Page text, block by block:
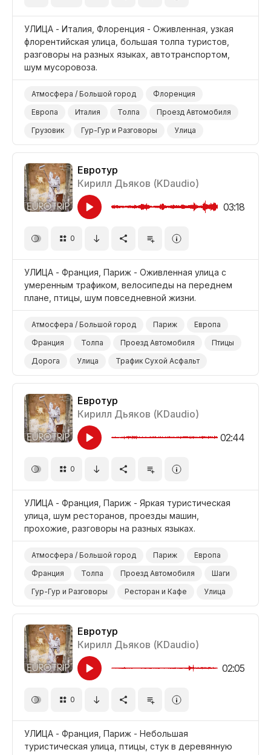
УЛИЦА - Италия, Флоренция - Оживленная, узкая
флорентийская улица, большая толпа туристов,
разговоры на разных языках, автотранспортом,
шум мусоровоза.
Атмосфера / Большой город
Флоренция
Европа
Италия Толпа
Проезд Автомобиля
Грузовик
Гур-Гур и Разговоры Улица
Евротур
Кирилл Дьяков (KDaudio)
03:18
0
УЛИЦА - Франция, Париж - Оживленная улица с
умеренным трафиком, велосипеды на переднем
плане, птицы, шум повседневной жизни.
Атмосфера / Большой город Париж
Европа
Франция
Толпа Проезд Автомобиля
Птицы
Дорога
Улица Трафик Сухой Асфальт
Евротур
Кирилл Дьяков (KDaudio)
02:44
0
УЛИЦА - Франция, Париж - Яркая туристическая
улица, шум ресторанов, проезды машин,
прохожие, разговоры на разных языках.
Атмосфера / Большой город Париж
Европа
Франция
Толпа Проезд Автомобиля
Шаги
Гур-Гур и Разговоры
Ресторан и Кафе Улица
Евротур
Кирилл Дьяков (KDaudio)
02:05
0
УЛИЦА - Франция, Париж - Небольшая
туристическая улица, птицы, стук в деревянную